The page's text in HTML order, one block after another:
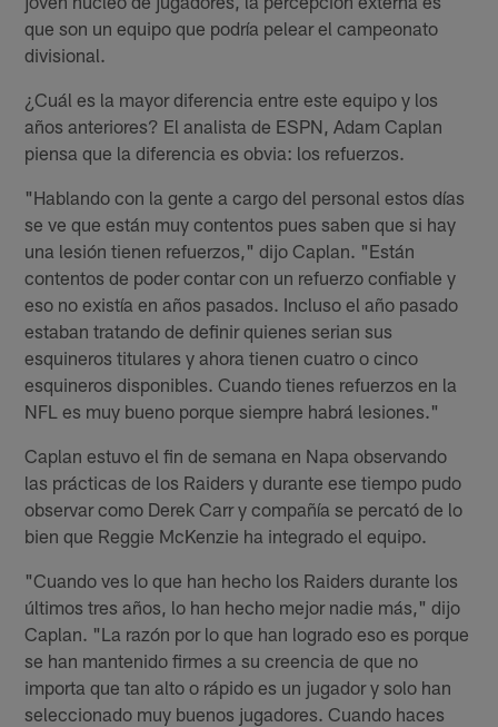
que son un equipo que podría pelear el campeonato
divisional.
¿Cuál es la mayor diferencia entre este equipo y los
años anteriores? El analista de ESPN, Adam Caplan
piensa que la diferencia es obvia: los refuerzos.
"Hablando con la gente a cargo del personal estos días
se ve que están muy contentos pues saben que si hay
una lesión tienen refuerzos," dijo Caplan. "Están
contentos de poder contar con un refuerzo confiable y
eso no existía en años pasados. Incluso el año pasado
estaban tratando de definir quienes serian sus
esquineros titulares y ahora tienen cuatro o cinco
esquineros disponibles. Cuando tienes refuerzos en la
NFL es muy bueno porque siempre habrá lesiones."
Caplan estuvo el fin de semana en Napa observando
las prácticas de los Raiders y durante ese tiempo pudo
observar como Derek Carr y compañía se percató de lo
bien que Reggie McKenzie ha integrado el equipo.
"Cuando ves lo que han hecho los Raiders durante los
últimos tres años, lo han hecho mejor nadie más," dijo
Caplan. "La razón por lo que han logrado eso es porque
se han mantenido firmes a su creencia de que no
importa que tan alto o rápido es un jugador y solo han
seleccionado muy buenos jugadores. Cuando haces